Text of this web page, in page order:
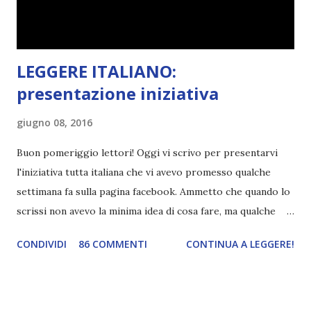
LEGGERE ITALIANO:
presentazione iniziativa
giugno 08, 2016
Buon pomeriggio lettori! Oggi vi scrivo per presentarvi
l'iniziativa tutta italiana che vi avevo promesso qualche
settimana fa sulla pagina facebook. Ammetto che quando lo
scrissi non avevo la minima idea di cosa fare, ma qualche
href="http://divoratoridilibri.blogspot.com/2016/06/legg
CONDIVIDI 86 COMMENTI CONTINUA A LEGGERE!